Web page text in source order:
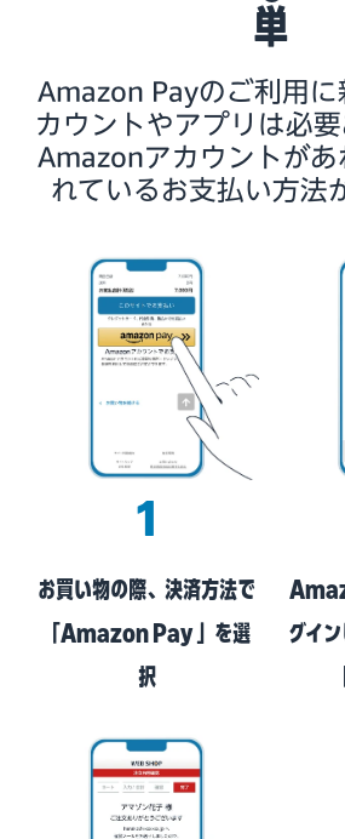
単
Amazon Payのご利用に
カウントやアプリは必要
Amazonアカウントがあ
れているお支払い方法
1
お買い物の際、決済方法で
「Amazon Pay 」を選
択
グイ